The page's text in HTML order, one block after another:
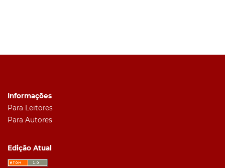
Informações
Para Leitores
Para Autores
Edição Atual